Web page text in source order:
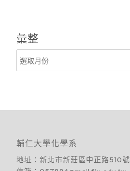
彙整
輔仁大學化學系
地址： 新北市新莊區中正路510號